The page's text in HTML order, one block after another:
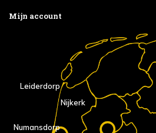
Mijn account
Nijkerk
Numansdorp
Leiderdorp